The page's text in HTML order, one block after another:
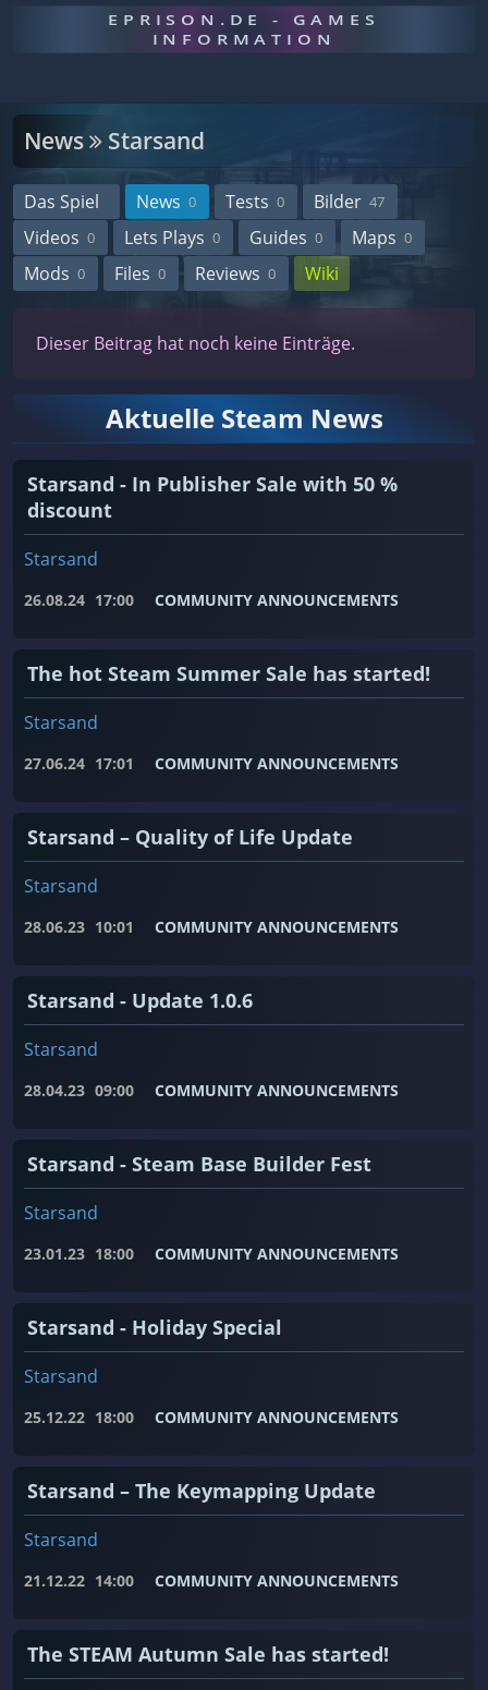
EPRISON.DE - GAMES
INFORMATION
News Starsand
Das Spiel News 0 Tests 0 Bilder 47
Videos 0 Lets Plays 0 Guides 0 Maps 0
Mods 0 Files 0 Reviews 0 Wiki
Dieser Beitrag hat noch keine Einträge.
Aktuelle Steam News
Starsand - In Publisher Sale with 50 %
discount
Starsand
26.08.24 17:00 COMMUNITY ANNOUNCEMENTS
The hot Steam Summer Sale has started!
Starsand
27.06.24 17:01 COMMUNITY ANNOUNCEMENTS
Starsand – Quality of Life Update
Starsand
28.06.23 10:01 COMMUNITY ANNOUNCEMENTS
Starsand - Update 1.0.6
Starsand
28.04.23 09:00 COMMUNITY ANNOUNCEMENTS
Starsand - Steam Base Builder Fest
Starsand
23.01.23 18:00 COMMUNITY ANNOUNCEMENTS
Starsand - Holiday Special
Starsand
25.12.22 18:00 COMMUNITY ANNOUNCEMENTS
Starsand – The Keymapping Update
Starsand
21.12.22 14:00 COMMUNITY ANNOUNCEMENTS
The STEAM Autumn Sale has started!